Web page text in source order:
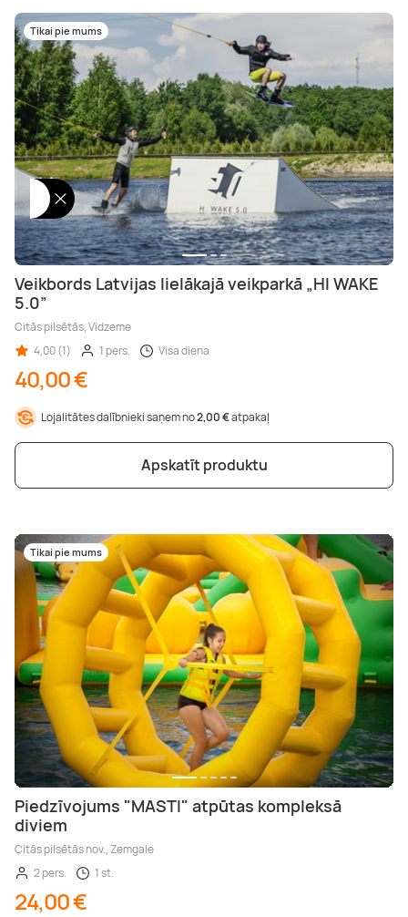
Tikai pie mums
Veikbords Latvijas lielākajā veikparkā „HI WAKE
5.0”
Citās pilsētās, Vidzeme
4,00 (1)
1 pers. Visa diena
40,00 €
Lojalitātes dalībnieki saņem no2,00 €atpakaļ
Apskatīt produktu
Tikai pie mums
Piedzīvojums "MASTI" atpūtas kompleksā
diviem
Citās pilsētās nov., Zemgale
2 pers.
1 st.
24,00 €